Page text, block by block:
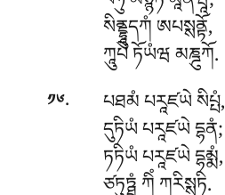
སིནྡྷཱུདཀཾ ཨཔསྶནྟོ,
ཀཱུཔེ ཏོཡཾཝ མཎྜུཀོ.
༡༦. པཐམཾ པརཱཛཡེ སིཔྤཾ,
དུཏིཡཾ པརཱཛཡེ དྷནཾ;
ཏཏིཡཾ པརཱཛཡེ དྷམྨཾ,